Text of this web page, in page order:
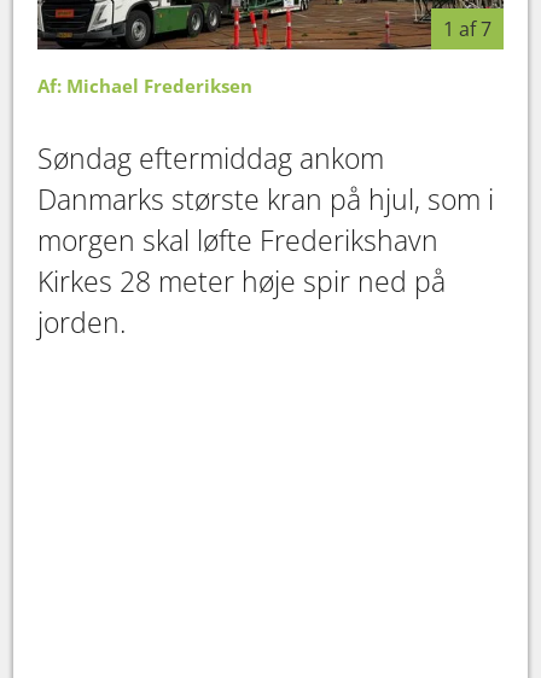
1 af 7
Af: Michael Frederiksen
Søndag eftermiddag ankom
Danmarks største kran på hjul, som i
morgen skal løfte Frederikshavn
Kirkes 28 meter høje spir ned på
jorden.